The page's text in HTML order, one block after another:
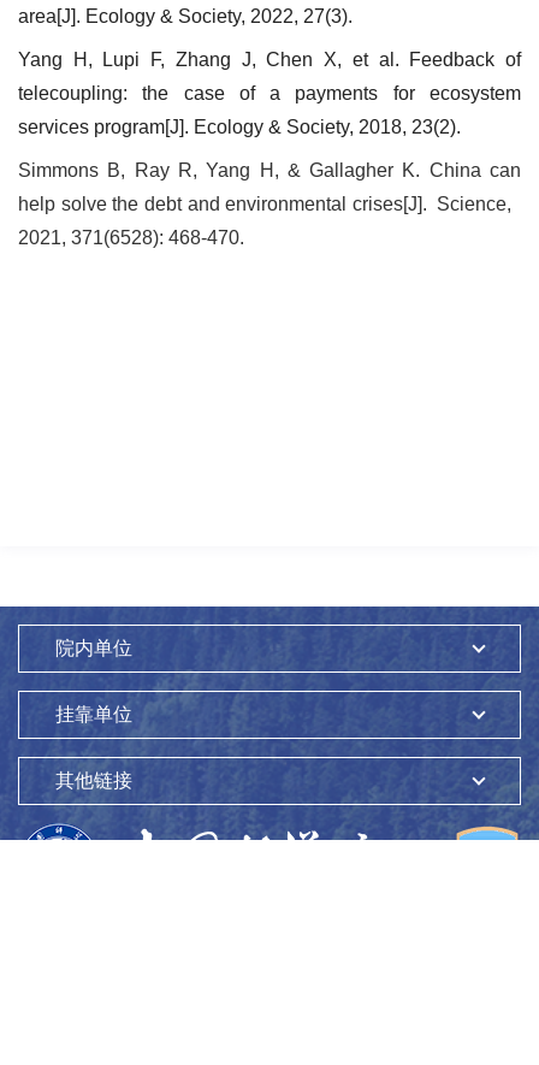
area[J]. Ecology & Society, 2022, 27(3).
Yang H, Lupi F, Zhang J, Chen X, et al. Feedback of
telecoupling: the case of a payments for ecosystem
services program[J]. Ecology & Society, 2018, 23(2).
Simmons B, Ray R, Yang H, & Gallagher K. China can
help solve the debt and environmental crises[J]. Science,
2021, 371(6528): 468-470.
院内单位
挂靠单位
其他链接